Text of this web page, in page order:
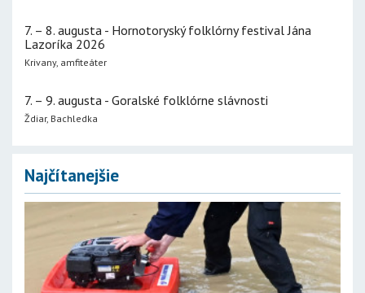
7. – 8. augusta - Hornotoryský folklórny festival Jána
Lazoríka 2026
Krivany, amfiteáter
7. – 9. augusta - Goralské folklórne slávnosti
Ždiar, Bachledka
Najčítanejšie